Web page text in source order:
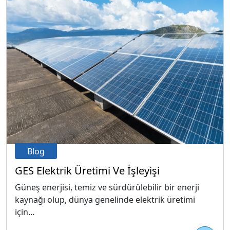
Blog
GES Elektrik Üretimi Ve İşleyişi
Güneş enerjisi, temiz ve sürdürülebilir bir enerji
kaynağı olup, dünya genelinde elektrik üretimi
için...